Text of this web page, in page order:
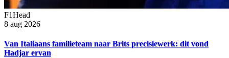
F1Head
8 aug 2026
Van Italiaans familieteam naar Brits precisiewerk: dit vond
Hadjar ervan